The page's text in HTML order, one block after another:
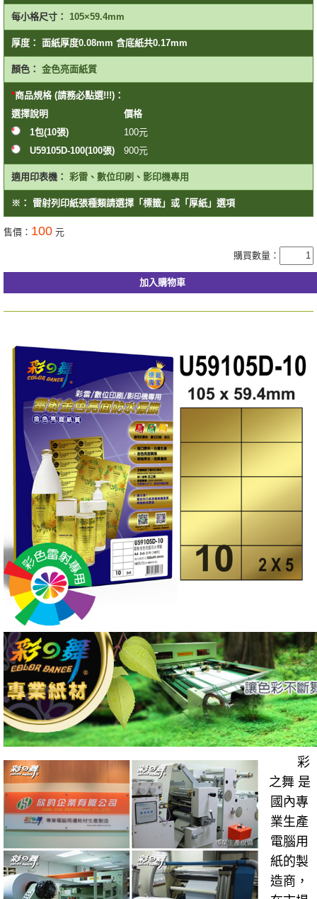
每小格尺寸： 105×59.4mm
厚度： 面紙厚度0.08mm 含底紙共0.17mm
顏色： 金色亮面紙質
商品規格 (請務必點選!!!)：
選擇說明
價格
1包(10張)
100元
U59105D-100(100張) 900元
適用印表機： 彩雷、數位印刷、影印機專用
※： 雷射列印紙張種類請選擇「標籤」或「厚紙」選項
售價： 100 元
購買數量：
彩
之舞 是
國內專
業生產
電腦用
紙的製
造商，